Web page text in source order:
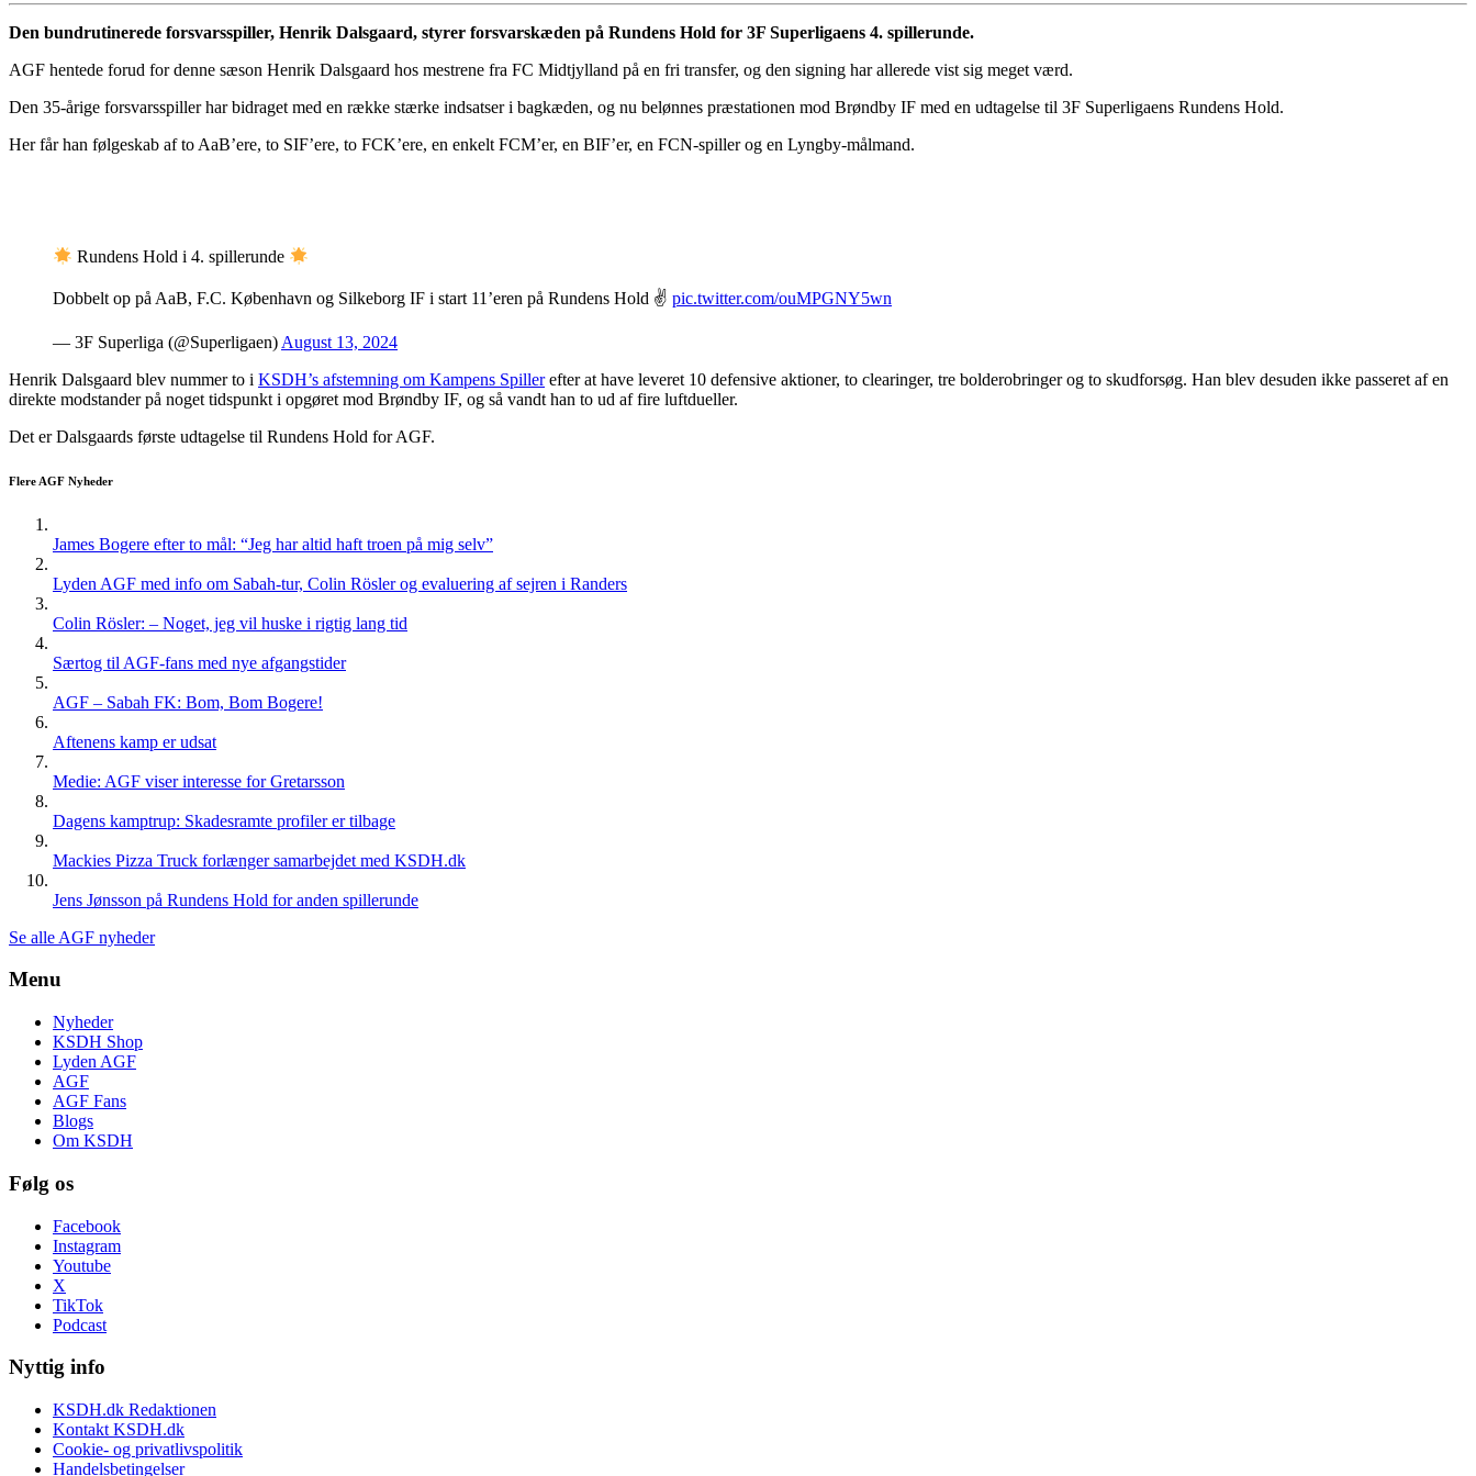
Den bundrutinerede forsvarsspiller, Henrik Dalsgaard, styrer forsvarskæden på Rundens Hold for 3F Superligaens 4. spillerunde.
AGF hentede forud for denne sæson Henrik Dalsgaard hos mestrene fra FC Midtjylland på en fri transfer, og den signing har allerede vist sig meget værd.
Den 35-årige forsvarsspiller har bidraget med en række stærke indsatser i bagkæden, og nu belønnes præstationen mod Brøndby IF med en udtagelse til 3F Superligaens Rundens Hold.
Her får han følgeskab af to AaB’ere, to SIF’ere, to FCK’ere, en enkelt FCM’er, en BIF’er, en FCN-spiller og en Lyngby-målmand.
Rundens Hold i 4. spillerunde
Dobbelt op på AaB, F.C. København og Silkeborg IF i start 11’eren på Rundens Hold ✌️ pic.twitter.com/ouMPGNY5wn
— 3F Superliga (@Superligaen) August 13, 2024
Henrik Dalsgaard blev nummer to i KSDH’s afstemning om Kampens Spillerefter at have leveret 10 defensive aktioner, to clearinger, tre bolderobringer og to skudforsøg. Han blev desuden ikke passeret af en
direkte modstander på noget tidspunkt i opgøret mod Brøndby IF, og så vandt han to ud af fire luftdueller.
Det er Dalsgaards første udtagelse til Rundens Hold for AGF.
Flere AGF Nyheder
James Bogere efter to mål: “Jeg har altid haft troen på mig selv”
Lyden AGF med info om Sabah-tur, Colin Rösler og evaluering af sejren i Randers
Colin Rösler: – Noget, jeg vil huske i rigtig lang tid
Særtog til AGF-fans med nye afgangstider
AGF – Sabah FK: Bom, Bom Bogere!
Aftenens kamp er udsat
Medie: AGF viser interesse for Gretarsson
Dagens kamptrup: Skadesramte profiler er tilbage
Mackies Pizza Truck forlænger samarbejdet med KSDH.dk
Jens Jønsson på Rundens Hold for anden spillerunde
Se alle AGF nyheder
Menu
Nyheder
KSDH Shop
Lyden AGF
AGF
AGF Fans
Blogs
Om KSDH
Følg os
Facebook
Instagram
Youtube
X
TikTok
Podcast
Nyttig info
KSDH.dk Redaktionen
Kontakt KSDH.dk
Cookie- og privatlivspolitik
Handelsbetingelser